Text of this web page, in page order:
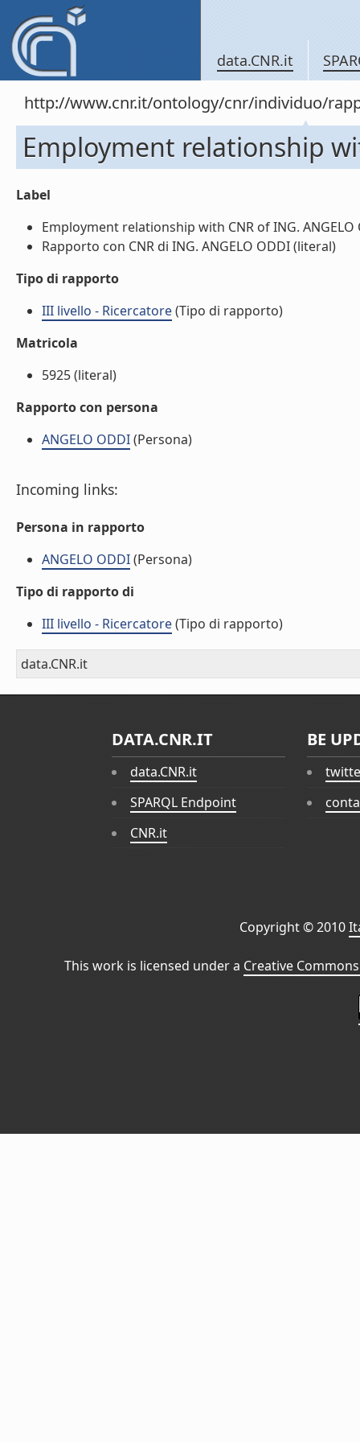
data.CNR.it
http://www.cnr.it/ontology/cnr/individuo/
Employment relationship
Label
Employment relationship with CNR of ING.
Rapporto con CNR di ING. ANGELO ODDI (literal)
Tipo di rapporto
III livello - Ricercatore(Tipo di rapporto)
Matricola
5925 (literal)
Rapporto con persona
ANGELO ODDI(Persona)
Incoming links:
Persona in rapporto
ANGELO ODDI(Persona)
Tipo di rapporto di
III livello - Ricercatore(Tipo di rapporto)
data.CNR.it
DATA.CNR.IT
data.CNR.it
SPARQL Endpoint
CNR.it
BE
Copyright © 2010
This work is licensed under a Creative